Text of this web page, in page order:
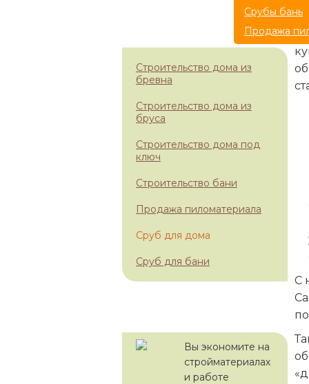
Срубы бань
Продажа
Строительство дома из
бревна
Строительство дома из
бруса
Строительство дома под
ключ
Строительство бани
Продажа пиломатериала
Сруб для дома
Сруб для бани
Вы экономите на
стройматериалах
и работе
С